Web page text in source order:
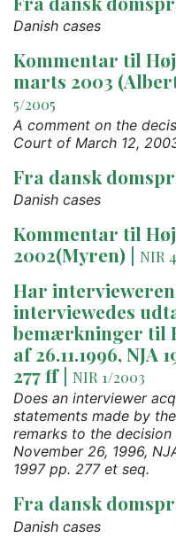
Danish cases
Kommentar til
marts 2003
5/2005
A comment on the
Court of March 12,
Fra dansk
Danish cases
Kommentar til
2002(Myren) | NIR
Har
interviewedes
bemærkninger til
af 26.11.1996, NJA
277 ff| NIR 1/2003
Does an interviewer
statements made by
remarks to the
November 26, 1996,
1997 pp. 277 et seq.
Fra dansk
Danish cases